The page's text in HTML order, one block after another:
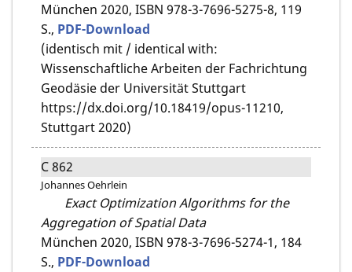
München 2020, ISBN 978-3-7696-5275-8, 119
S., PDF-Download
(identisch mit / identical with:
Wissenschaftliche Arbeiten der Fachrichtung
Geodäsie der Universität Stuttgart
https://dx.doi.org/10.18419/opus-11210,
Stuttgart 2020)
C 862
Johannes Oehrlein
Exact Optimization Algorithms for the
Aggregation of Spatial Data
München 2020, ISBN 978-3-7696-5274-1, 184
S., PDF-Download